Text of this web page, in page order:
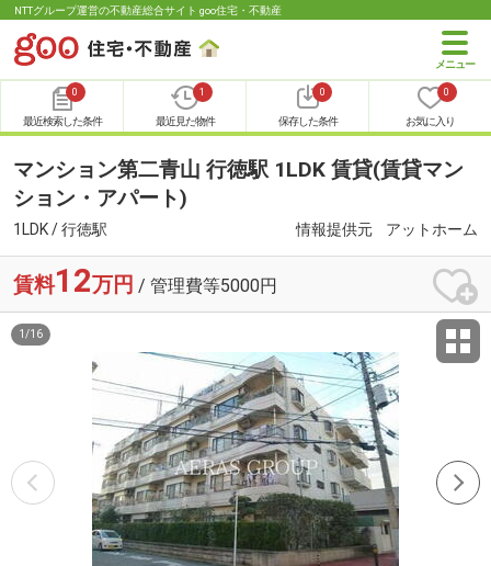
NTTグループ運営の不動産総合サイト goo住宅・不動産
0
最近検索した条件
1
最近見た物件
0
保存した条件
0
お気に入り
マンション第二青山 行徳駅 1LDK 賃貸(賃貸マン
ション・アパート)
1LDK / 行徳駅 情報提供元 アットホーム
賃料12万円 / 管理費等5000円
1 /16